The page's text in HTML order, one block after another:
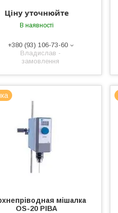
Ціну уточнюйте
В наявності
+380 (93) 106-73-60
Владислав -
замовлення
мішалка
OS-20 РІВА